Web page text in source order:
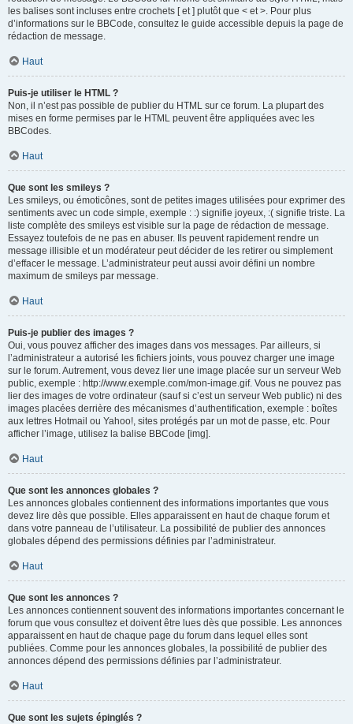
les balises sont incluses entre crochets [ et ] plutôt que < et >. Pour plus
d’informations sur le BBCode, consultez le guide accessible depuis la page de
rédaction de message.
Haut
Puis-je utiliser le HTML ?
Non, il n’est pas possible de publier du HTML sur ce forum. La plupart des
mises en forme permises par le HTML peuvent être appliquées avec les
BBCodes.
Haut
Que sont les smileys ?
Les smileys, ou émoticônes, sont de petites images utilisées pour exprimer des
sentiments avec un code simple, exemple : :) signifie joyeux, :( signifie triste. La
liste complète des smileys est visible sur la page de rédaction de message.
Essayez toutefois de ne pas en abuser. Ils peuvent rapidement rendre un
message illisible et un modérateur peut décider de les retirer ou simplement
d’effacer le message. L’administrateur peut aussi avoir défini un nombre
maximum de smileys par message.
Haut
Puis-je publier des images ?
Oui, vous pouvez afficher des images dans vos messages. Par ailleurs, si
l’administrateur a autorisé les fichiers joints, vous pouvez charger une image
sur le forum. Autrement, vous devez lier une image placée sur un serveur Web
public, exemple : http://www.exemple.com/mon-image.gif. Vous ne pouvez pas
lier des images de votre ordinateur (sauf si c’est un serveur Web public) ni des
images placées derrière des mécanismes d’authentification, exemple : boîtes
aux lettres Hotmail ou Yahoo!, sites protégés par un mot de passe, etc. Pour
afficher l’image, utilisez la balise BBCode [img].
Haut
Que sont les annonces globales ?
Les annonces globales contiennent des informations importantes que vous
devez lire dès que possible. Elles apparaissent en haut de chaque forum et
dans votre panneau de l’utilisateur. La possibilité de publier des annonces
globales dépend des permissions définies par l’administrateur.
Haut
Que sont les annonces ?
Les annonces contiennent souvent des informations importantes concernant le
forum que vous consultez et doivent être lues dès que possible. Les annonces
apparaissent en haut de chaque page du forum dans lequel elles sont
publiées. Comme pour les annonces globales, la possibilité de publier des
annonces dépend des permissions définies par l’administrateur.
Haut
Que sont les sujets épinglés ?